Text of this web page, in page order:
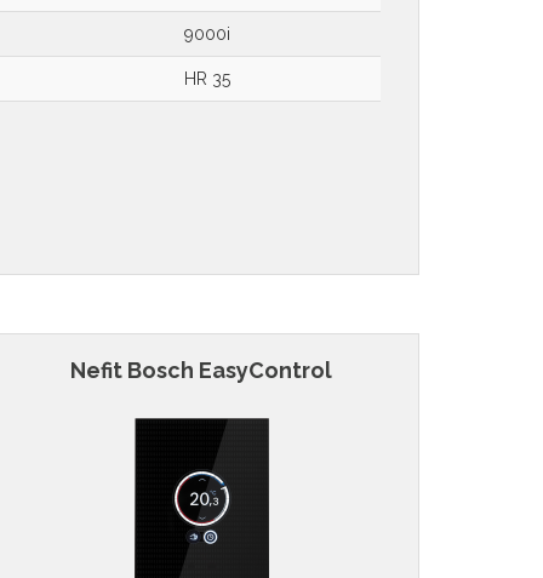
9000i
HR 35
Nefit Bosch EasyControl